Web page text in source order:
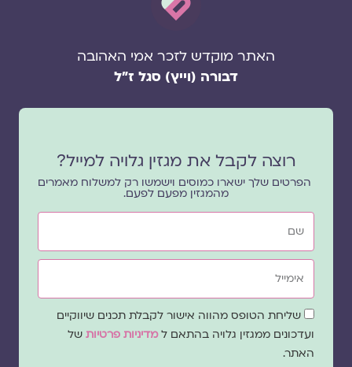
האתר מוקדש לזכר אמי האהובה
דבורה (וייץ) סגל ז"ל
רוצה לקבל את מגזין גלויה למייל?
הפרטים שלך ישארו כמוסים וישמשו רק למשלוח מאמרים
מהמגזין מפעם לפעם.
שם
אימייל
שדה
הסכמה
שליחת הטופס מהווה אישור לקבלת תכנים שיווקיים
ועדכונים ממגזין גלויה בהתאם למדיניות פרטיות של
האתר.